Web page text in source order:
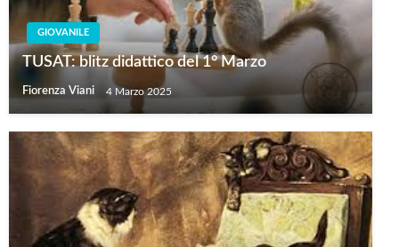
GIOVANILE
TUSAT: blitz didattico del 1° Marzo
Fiorenza Viani 4 Marzo 2025